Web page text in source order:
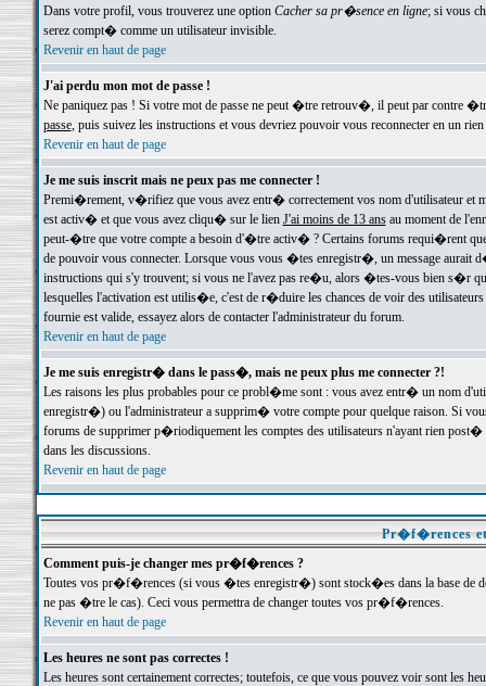
Dans votre profil, vous trouverez une option Cacher sa pr�sence en ligne; si vous
serez compt� comme un utilisateur invisible.
Revenir en haut de page
J'ai perdu mon mot de passe !
Ne paniquez pas ! Si votre mot de passe ne peut �tre retrouv�, il peut par contre
passe, puis suivez les instructions et vous devriez pouvoir vous reconnecter en un rien
Revenir en haut de page
Je me suis inscrit mais ne peux pas me connecter !
Premi�rement, v�rifiez que vous avez entr� correctement vos nom d'utilisateur
est activ� et que vous avez cliqu� sur le lien J'ai moins de 13 ansau moment de
peut-�tre que votre compte a besoin d'�tre activ� ? Certains forums requi�rent
de pouvoir vous connecter. Lorsque vous vous �tes enregistr�, un message aurait
instructions qui s'y trouvent; si vous ne l'avez pas re�u, alors �tes-vous bien s�r
lesquelles l'activation est utilis�e, c'est de r�duire les chances de voir des
fournie est valide, essayez alors de contacter l'administrateur du forum.
Revenir en haut de page
Je me suis enregistr� dans le pass�, mais ne peux plus me connecter ?!
Les raisons les plus probables pour ce probl�me sont : vous avez entr� un nom
enregistr�) ou l'administrateur a supprim� votre compte pour quelque raison. Si
forums de supprimer p�riodiquement les comptes des utilisateurs n'ayant rien
dans les discussions.
Revenir en haut de page
Pr�f�rences
Comment puis-je changer mes pr�f�rences ?
Toutes vos pr�f�rences (si vous �tes enregistr�) sont stock�es dans la base de
ne pas �tre le cas). Ceci vous permettra de changer toutes vos pr�f�rences.
Revenir en haut de page
Les heures ne sont pas correctes !
Les heures sont certainement correctes; toutefois, ce que vous pouvez voir sont